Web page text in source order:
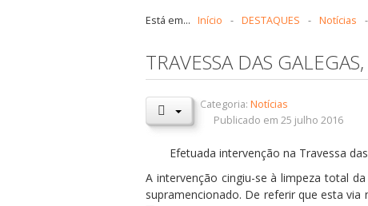
Está em... Início - DESTAQUES - Notícias -
TRAVESSA DAS
Categoria:Notícias
Publicado em 25 julho 2016
Efetuada intervenção na Travessa
A intervenção cingiu-se à limpeza total
supramencionado. De referir que esta